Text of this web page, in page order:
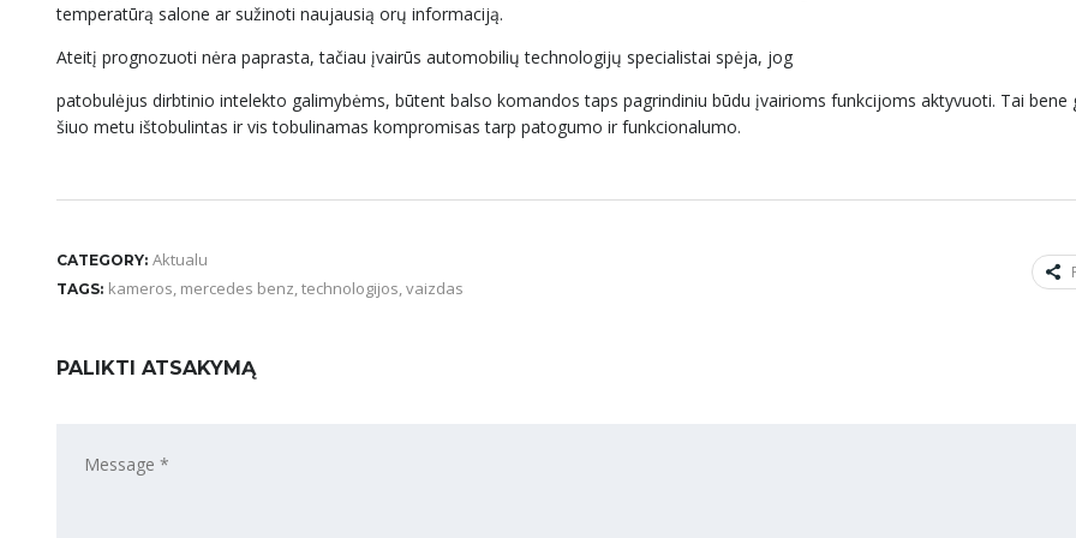
temperatūrą salone ar sužinoti naujausią orų informaciją.
Ateitį prognozuoti nėra paprasta, tačiau įvairūs automobilių technologijų specialistai spėja, jog
patobulėjus dirbtinio intelekto galimybėms, būtent balso komandos taps pagrindiniu būdu įvairioms funkcijoms aktyvuoti. Tai bene
šiuo metu ištobulintas ir vis tobulinamas kompromisas tarp patogumo ir funkcionalumo.
CATEGORY: Aktualu
TAGS: kameros, mercedes benz,technologijos,vaizdas
PALIKTI ATSAKYMĄ